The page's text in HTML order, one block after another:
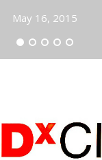
May 16, 2015